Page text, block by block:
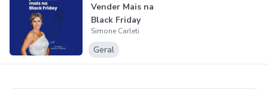
Vender Mais na
Black Friday
Simone Carleti
Geral